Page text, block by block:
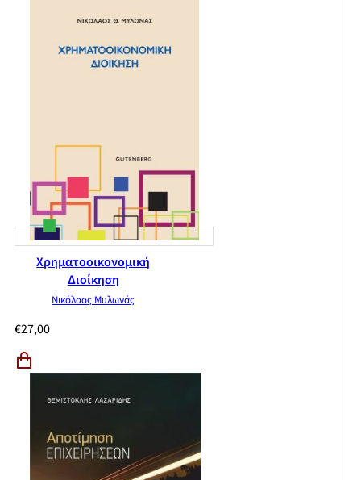
Τεχνητά νευρωνικά δίκτυα
Παραρτήματα
Χρηματοοικονομική
Διοίκηση
Νικόλαος Μυλωνάς
€27,00